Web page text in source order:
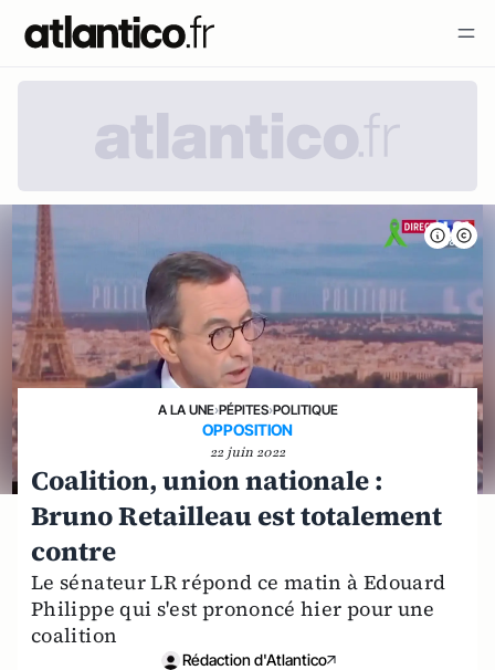
A LA UNE›PÉPITES›POLITIQUE
OPPOSITION
22 juin 2022
Coalition, union nationale :
Bruno Retailleau est totalement
contre
Le sénateur LR répond ce matin à Edouard
Philippe qui s'est prononcé hier pour une
coalition
Rédaction d'Atlantico